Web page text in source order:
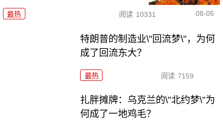
最热 阅读 10331 08-05
特朗普的制造业\"回流梦\"，为何
成了回流东大？
最热 阅读 7159
扎胖摊牌：乌克兰的\"北约梦\"为
何成了一地鸡毛？